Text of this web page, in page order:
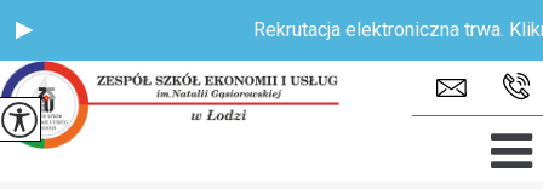
Rekrutacja elektroniczna trwa.